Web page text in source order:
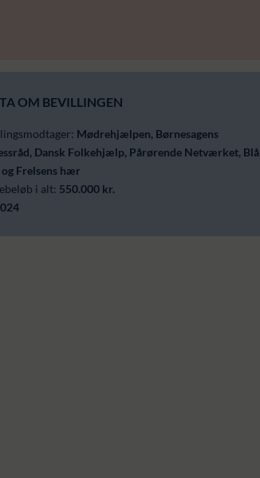
OM BEVILLINGEN
Mødrehjælpen, Børnesagens
Dansk Folkehjælp, Pårørende Netværket, Blå
Frelsens hær
i alt: 550.000 kr.